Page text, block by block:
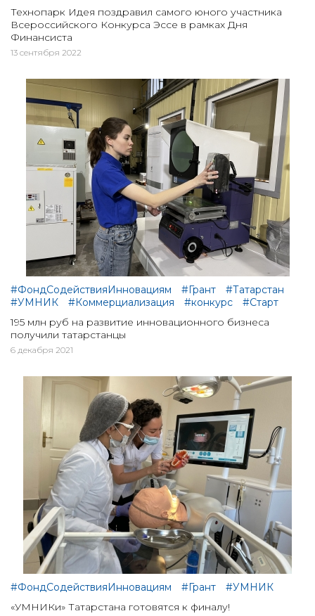
Технопарк Идея поздравил самого юного участника
Всероссийского Конкурса Эссе в рамках Дня
Финансиста
13 сентября 2022
#ФондСодействияИнновациям #Грант
#Татарстан
#УМНИК
#Коммерциализация #конкурс
#Старт
195 млн руб на развитие инновационного бизнеса
получили татарстанцы
6 декабря 2021
#ФондСодействияИнновациям #Грант
#УМНИК
«УМНИКи» Татарстана готовятся к финалу!